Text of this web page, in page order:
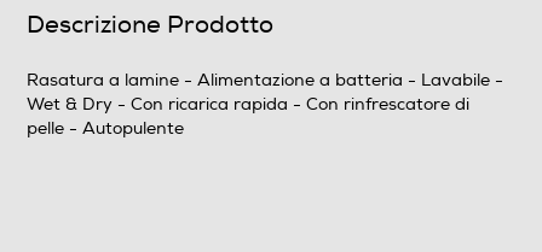
0,93
Peso-Kg
0,093
Descrizione Prodotto
Rasatura a lamine - Alimentazione a batteria - Lavabile -
Wet & Dry - Con ricarica rapida - Con rinfrescatore di
pelle - Autopulente